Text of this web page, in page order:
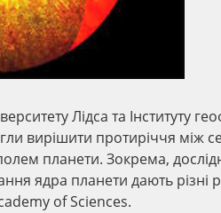
Лідса та
вирішити протиріччя
планети. Зокрема,
ядра планети дають різні
of Sciences.